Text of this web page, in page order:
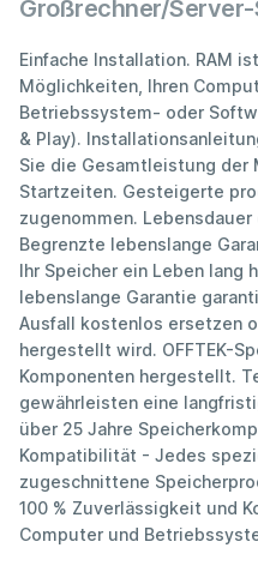
Großrechner/
Einfache Installation. RAM
Möglichkeiten, Ihren
Betriebssystem- oder
& Play).
Sie die Gesamtleistung der
Startzeiten. Gesteigerte
zugenommen.
Begrenzte lebenslange
Ihr Speicher ein Leben lang
lebenslange Garantie
Ausfall kostenlos ersetzen
hergestellt wird. OFFTEK-
Komponenten hergestellt.
gewährleisten eine
über 25 Jahre
Kompatibilität - Jedes
zugeschnittene
100 % Zuverlässigkeit und
Computer und